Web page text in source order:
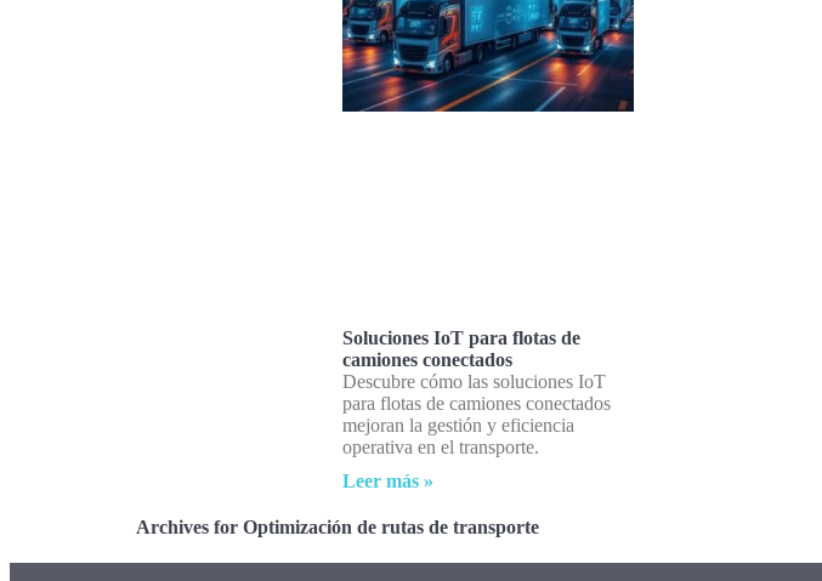
Soluciones IoT para flotas de
camiones conectados
Descubre cómo las soluciones IoT
para flotas de camiones conectados
mejoran la gestión y eficiencia
operativa en el transporte.
Leer más »
Archives for Optimización de rutas de transporte